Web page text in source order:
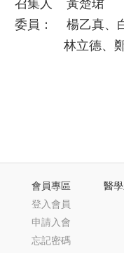
召集人 黃楚珺
委員： 楊乙真、
林立德、鄭
會員專區
登入會員
申請入會
忘記密碼
醫